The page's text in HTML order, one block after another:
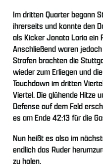
Im dritten Quarter begann
ihrerseits und konnte den
als Kicker Jonata Loria ein
Anschließend waren
Strafen brachten die
wieder zum Erliegen und
Touchdown im dritten
Viertel. Die glühende Hitze
Defense auf dem Feld
es am Ende 42:13 für die
Nun heißt es also im
endlich das Ruder
zu holen.